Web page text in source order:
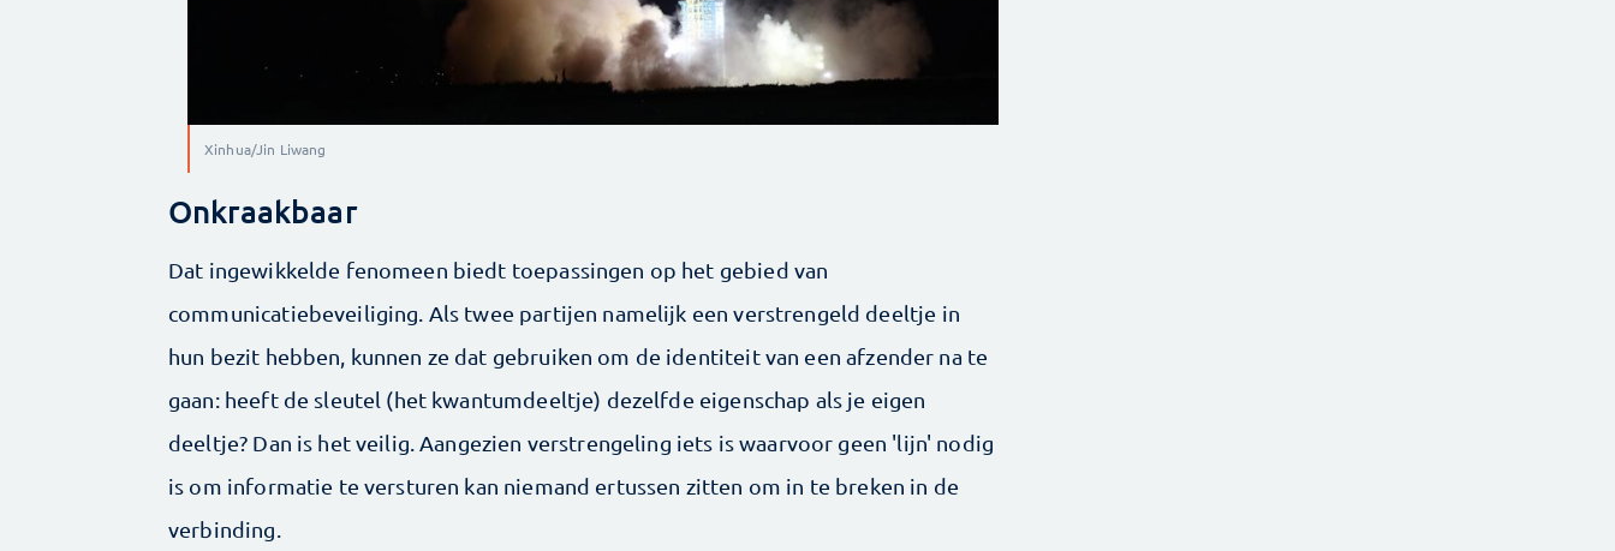
Xinhua/Jin Liwang
Onkraakbaar
Dat ingewikkelde fenomeen biedt toepassingen op het gebied van
communicatiebeveiliging. Als twee partijen namelijk een verstrengeld deeltje in
hun bezit hebben, kunnen ze dat gebruiken om de identiteit van een afzender na te
gaan: heeft de sleutel (het kwantumdeeltje) dezelfde eigenschap als je eigen
deeltje? Dan is het veilig. Aangezien verstrengeling iets is waarvoor geen 'lijn' nodig
is om informatie te versturen kan niemand ertussen zitten om in te breken in de
verbinding.